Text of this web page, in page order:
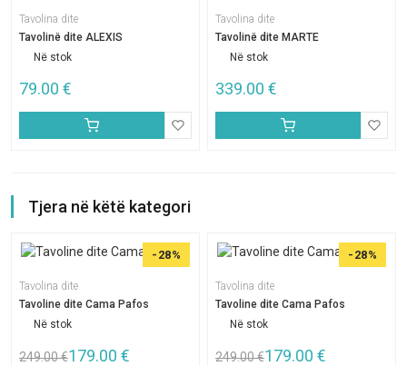
Tavolina dite
Tavolinë dite ALEXIS
Në stok
79.00 €
Tavolina dite
Tavolinë dite MARTE
Në stok
339.00 €
Tjera në këtë kategori
-28%
Tavolina dite
Tavoline dite Cama Pafos
Në stok
249.00€179.00 €
-28%
Tavolina dite
Tavoline dite Cama Pafos
Në stok
249.00€179.00 €